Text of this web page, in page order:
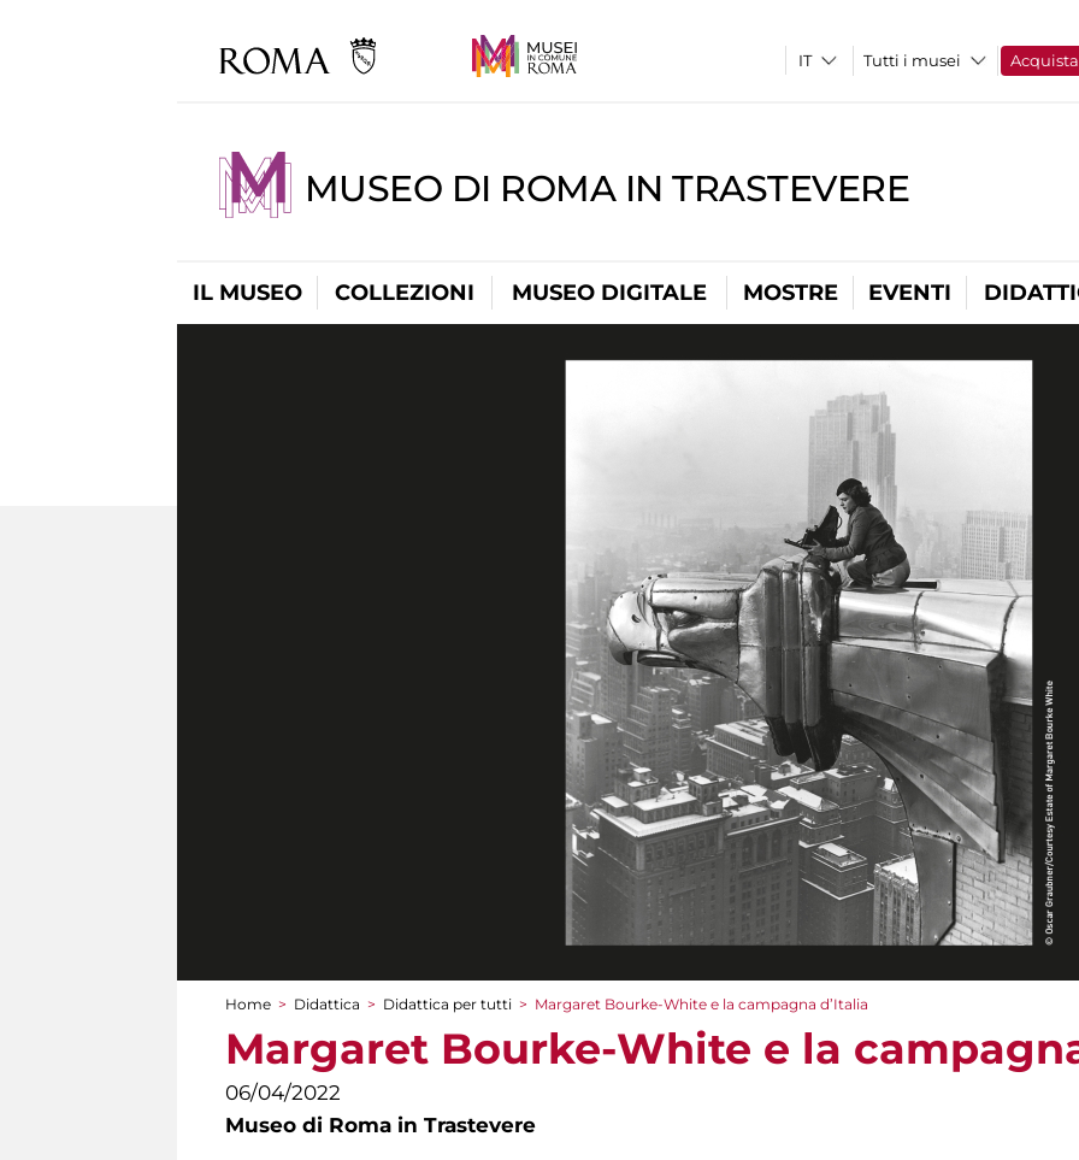
Tutti i musei Acquista
MUSEO DI ROMA IN TRASTEVERE
IL MUSEO COLLEZIONI MUSEO DIGITALE MOSTRE EVENTI
Tu sei qui
Home > Didattica > Didattica per tutti > Margaret Bourke-White e la campagna d’Italia
Margaret Bourke-White e la
06/04/2022
Museo di Roma in Trastevere